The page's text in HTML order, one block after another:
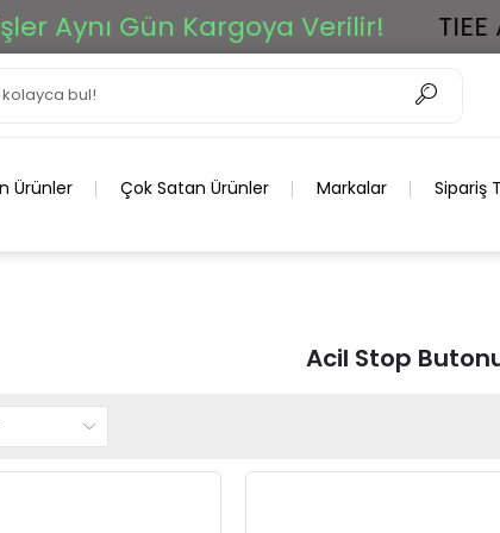
Aynı Gün Kargoya Verilir! TIEE
Ürünler Çok Satan Ürünler Markalar Sipariş
Acil Stop